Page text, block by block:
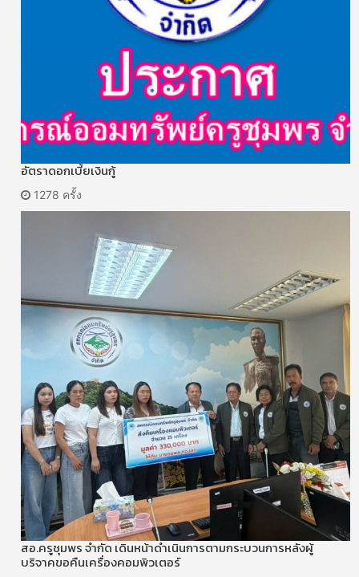
อัตราดอกเบี้ยเงินกู้
1278 ครั้ง
สอ.ครูชุมพร จำกัด เดินหน้าดำเนินการตามกระบวนการหลังผู้
บริจาคขอคืนเครื่องคอมพิวเตอร์